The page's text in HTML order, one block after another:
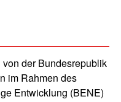
der Bundesrepublik
im Rahmen des
Entwicklung (BENE)